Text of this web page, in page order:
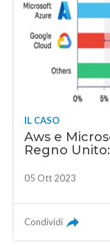
IL CASO
Aws e
Regno
05 Ott 2023
Condividi